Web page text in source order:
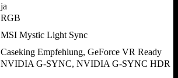
ja
RGB
MSI Mystic Light Sync
Caseking Empfehlung, GeForce VR Ready
NVIDIA G-SYNC, NVIDIA G-SYNC HDR